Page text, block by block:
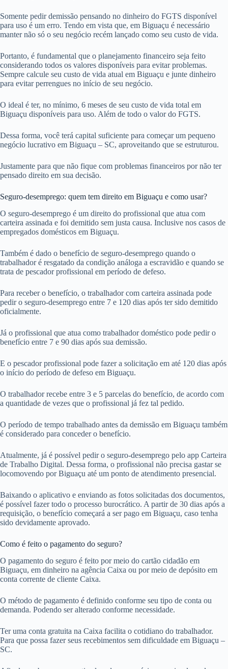
Somente pedir demissão pensando no dinheiro do FGTS disponível
para uso é um erro. Tendo em vista que, em Biguaçu é necessário
manter não só o seu negócio recém lançado como seu custo de vida.
Portanto, é fundamental que o planejamento financeiro seja feito
considerando todos os valores disponíveis para evitar problemas.
Sempre calcule seu custo de vida atual em Biguaçu e junte dinheiro
para evitar perrengues no início de seu negócio.
O ideal é ter, no mínimo, 6 meses de seu custo de vida total em
Biguaçu disponíveis para uso. Além de todo o valor do FGTS.
Dessa forma, você terá capital suficiente para começar um pequeno
negócio lucrativo em Biguaçu – SC, aproveitando que se estruturou.
Justamente para que não fique com problemas financeiros por não ter
pensado direito em sua decisão.
Seguro-desemprego: quem tem direito em Biguaçu e como usar?
O seguro-desemprego é um direito do profissional que atua com
carteira assinada e foi demitido sem justa causa. Inclusive nos casos de
empregados domésticos em Biguaçu.
Também é dado o benefício de seguro-desemprego quando o
trabalhador é resgatado da condição análoga a escravidão e quando se
trata de pescador profissional em período de defeso.
Para receber o benefício, o trabalhador com carteira assinada pode
pedir o seguro-desemprego entre 7 e 120 dias após ter sido demitido
oficialmente.
Já o profissional que atua como trabalhador doméstico pode pedir o
benefício entre 7 e 90 dias após sua demissão.
E o pescador profissional pode fazer a solicitação em até 120 dias após
o início do período de defeso em Biguaçu.
O trabalhador recebe entre 3 e 5 parcelas do benefício, de acordo com
a quantidade de vezes que o profissional já fez tal pedido.
O período de tempo trabalhado antes da demissão em Biguaçu também
é considerado para conceder o benefício.
Atualmente, já é possível pedir o seguro-desemprego pelo app Carteira
de Trabalho Digital. Dessa forma, o profissional não precisa gastar se
locomovendo por Biguaçu até um ponto de atendimento presencial.
Baixando o aplicativo e enviando as fotos solicitadas dos documentos,
é possível fazer todo o processo burocrático. A partir de 30 dias após a
requisição, o benefício começará a ser pago em Biguaçu, caso tenha
sido devidamente aprovado.
Como é feito o pagamento do seguro?
O pagamento do seguro é feito por meio do cartão cidadão em
Biguaçu, em dinheiro na agência Caixa ou por meio de depósito em
conta corrente de cliente Caixa.
O método de pagamento é definido conforme seu tipo de conta ou
demanda. Podendo ser alterado conforme necessidade.
Ter uma conta gratuita na Caixa facilita o cotidiano do trabalhador.
Para que possa fazer seus recebimentos sem dificuldade em Biguaçu –
SC.